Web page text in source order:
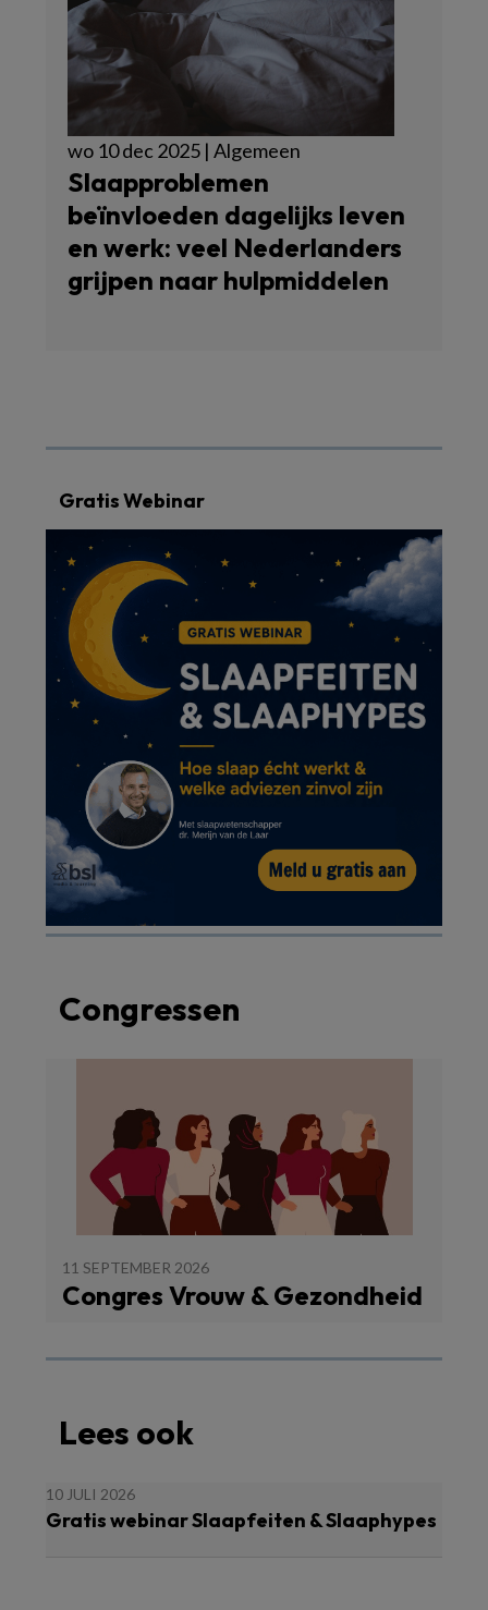
wo 10 dec 2025 | Algemeen
Slaapproblemen
beïnvloeden dagelijks leven
en werk: veel Nederlanders
grijpen naar hulpmiddelen
Gratis Webinar
Congressen
11 SEPTEMBER 2026
Congres Vrouw & Gezondheid
Lees ook
10 JULI 2026
Gratis webinar Slaapfeiten & Slaaphypes